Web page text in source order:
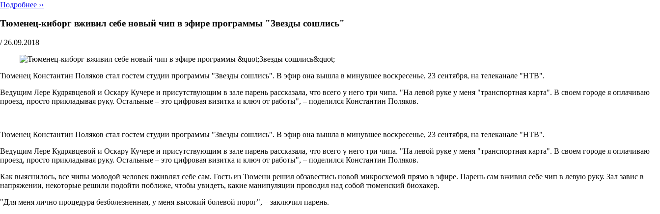
Подробнее ››
Тюменец-киборг вживил себе новый чип в эфире программы "Звезды сошлись"
/ 26.09.2018
Тюменец Константин Поляков стал гостем студии программы "Звезды сошлись". В эфир она вышла в минувшее воскресенье, 23 сентября, на телеканале "НТВ".
Ведущим Лере Кудрявцевой и Оскару Кучере и присутствующим в зале парень рассказала, что всего у него три чипа. "На левой руке у меня "транспортная карта". В своем городе я оплачиваю
проезд, просто прикладывая руку. Остальные – это цифровая визитка и ключ от работы", – поделился Константин Поляков.
Тюменец Константин Поляков стал гостем студии программы "Звезды сошлись". В эфир она вышла в минувшее воскресенье, 23 сентября, на телеканале "НТВ".
Ведущим Лере Кудрявцевой и Оскару Кучере и присутствующим в зале парень рассказала, что всего у него три чипа. "На левой руке у меня "транспортная карта". В своем городе я оплачиваю
проезд, просто прикладывая руку. Остальные – это цифровая визитка и ключ от работы", – поделился Константин Поляков.
Как выяснилось, все чипы молодой человек вживлял себе сам. Гость из Тюмени решил обзавестись новой микросхемой прямо в эфире. Парень сам вживил себе чип в левую руку. Зал завис в
напряжении, некоторые решили подойти поближе, чтобы увидеть, какие манипуляции проводил над собой тюменский биохакер.
"Для меня лично процедура безболезненная, у меня высокий болевой порог", – заключил парень.